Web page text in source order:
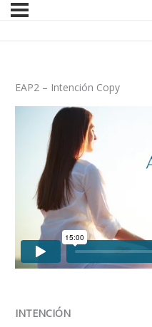
EAP2 – Intención Copy
INTENCIÓN